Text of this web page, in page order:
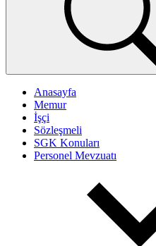
Anasayfa
Memur
İşçi
Sözleşmeli
SGK Konuları
Personel Mevzuatı